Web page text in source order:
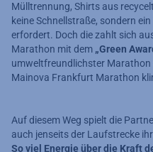
Mülltrennung, Shirts aus
keine Schnellstraße, sondern
erfordert. Doch die zahlt sich
Marathon mit dem „Green
umweltfreundlichster Marathon
Mainova Frankfurt Marathon
Auf diesem Weg spielt die
auch jenseits der Laufstrecke
So viel Energie über die Kraft